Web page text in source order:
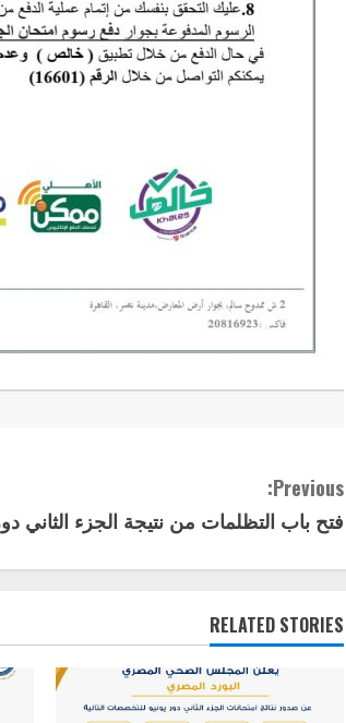
C
o
n
t
Previous:
فتح باب التظلمات من نتيجة الجزء الثاني دور
RELATED STORIES